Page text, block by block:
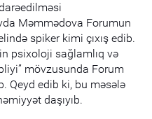
Məmmədova Forumun
spiker kimi çıxış edib.
psixoloji sağlamlıq və
mövzusunda Forum
Qeyd edib ki, bu məsələ
daşıyıb.